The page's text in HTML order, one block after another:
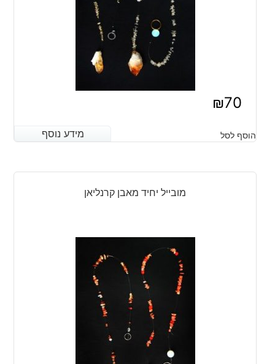
₪70
מידע נוסף הוסף לסל מידע נוסף
מובייל יחיד מאבן קרנליאן